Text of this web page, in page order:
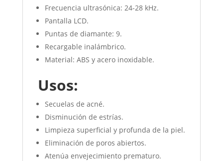
Frecuencia ultrasónica: 24-28 kHz.
Pantalla LCD.
Puntas de diamante: 9.
Recargable inalámbrico.
Material: ABS y acero inoxidable.
Usos:
Secuelas de acné.
Disminución de estrías.
Limpieza superficial y profunda de la piel.
Eliminación de poros abiertos.
Atenúa envejecimiento prematuro.